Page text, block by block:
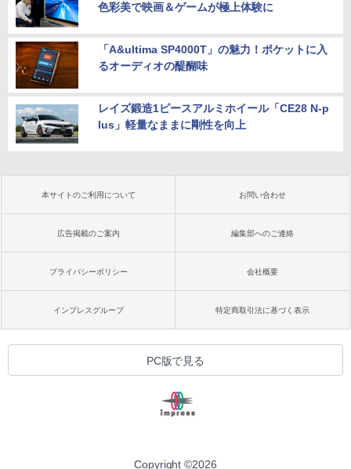
色彩美で映画＆ゲームが極上体験に
「A&ultima SP4000T」の魅力！ポケットに入
るオーディオの醍醐味
レイズ鍛造1ピースアルミホイール「CE28 N-p
lus」軽量なままに剛性を向上
本サイトのご利用について お問い合わせ
広告掲載のご案内 編集部へのご連絡
プライバシーポリシー 会社概要
インプレスグループ 特定商取引法に基づく表示
PC版で見る
Copyright ©2026